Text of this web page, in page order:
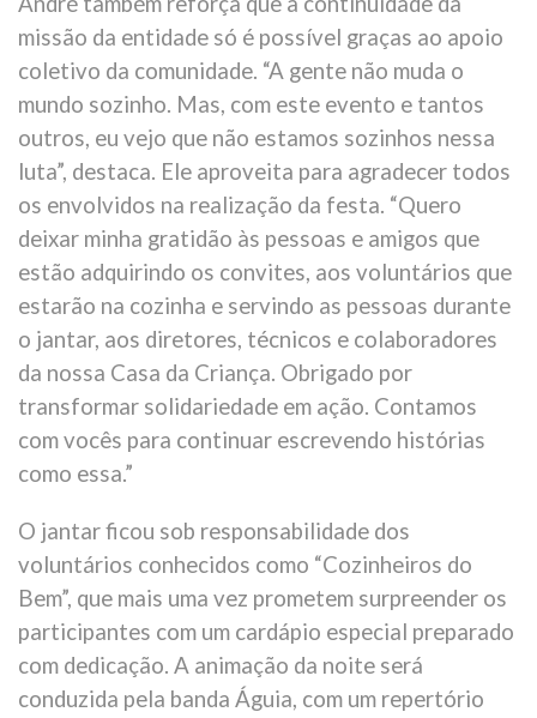
missão da entidade só é possível graças ao apoio
coletivo da comunidade. “A gente não muda o
mundo sozinho. Mas, com este evento e tantos
outros, eu vejo que não estamos sozinhos nessa
luta”, destaca. Ele aproveita para agradecer todos
os envolvidos na realização da festa. “Quero
deixar minha gratidão às pessoas e amigos que
estão adquirindo os convites, aos voluntários que
estarão na cozinha e servindo as pessoas durante
o jantar, aos diretores, técnicos e colaboradores
da nossa Casa da Criança. Obrigado por
transformar solidariedade em ação. Contamos
com vocês para continuar escrevendo histórias
como essa.”
O jantar ficou sob responsabilidade dos
voluntários conhecidos como “Cozinheiros do
Bem”, que mais uma vez prometem surpreender os
participantes com um cardápio especial preparado
com dedicação. A animação da noite será
conduzida pela banda Águia, com um repertório